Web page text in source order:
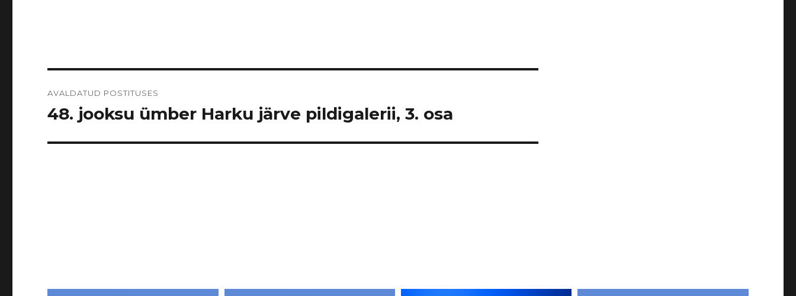
AVALDATUD POSTITUSES
48. jooksu ümber Harku järve pildigalerii, 3. osa